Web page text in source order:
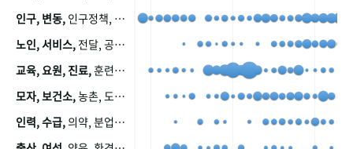
인구, 변동, 인구정책, 저출산, 고령사회, 고령화, 이동, 남북한, 지방자치단체, 컨설팅, 복지정책평가, 집, 사회개발
노인, 서비스, 전달, 공공, 보육, 수요, 공급, 사회서비스, 데이터, 보호, 요양, 아동, 예방, 청소년, 효율, 자원
교육, 요원, 진료,훈련, 보건요원, 마을, 마을건강사업, 보조원, 진료원, 보건진료원, 보건진료원교재
모자, 보건소,농촌, 도시, 금연, 농촌지역, 모자보건사업
인력, 수급,의약, 분업, 식품, 의약품, 의사, 안전